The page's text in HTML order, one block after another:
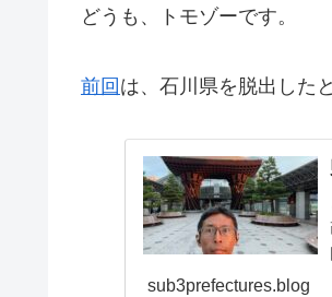
どうも、トモゾーです。
前回 は、石川県を脱出した
sub3prefectures.blog